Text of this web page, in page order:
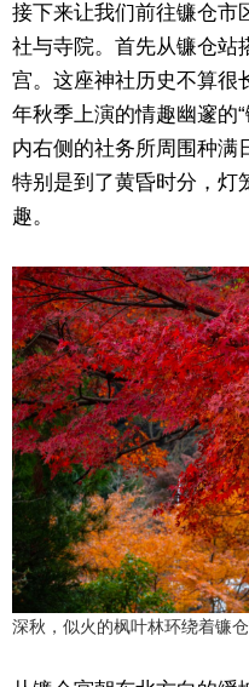
接下来让我们前往镰仓市
社与寺院。首先从镰仓站
宫。这座神社历史不算很
年秋季上演的情趣幽邃的
内右侧的社务所周围种满
特别是到了黄昏时分，灯
趣。
深秋，似火的枫叶林环绕着镰